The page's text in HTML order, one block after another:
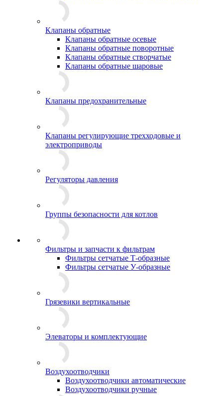
Клапаны обратные
Клапаны обратные осевые
Клапаны обратные поворотные
Клапаны обратные створчатые
Клапаны обратные шаровые
Клапаны предохранительные
Клапаны регулирующие трехходовые и
электроприводы
Регуляторы давления
Группы безопасности для котлов
Фильтры и запчасти к фильтрам
Фильтры сетчатые Т-образные
Фильтры сетчатые У-образные
Грязевики вертикальные
Элеваторы и комплектующие
Воздухоотводчики
Воздухоотводчики автоматические
Воздухоотводчики ручные